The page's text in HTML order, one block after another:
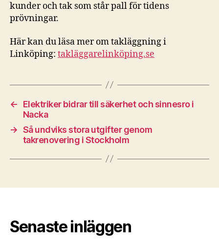
kunder och tak som står pall för tidens
prövningar.
Här kan du läsa mer om takläggning i
Linköping: takläggarelinköping.se
←
Elektriker bidrar till säkerhet och sinnesro i
Nacka
→ Så undviks stora utgifter genom
takrenovering i Stockholm
Senaste inläggen